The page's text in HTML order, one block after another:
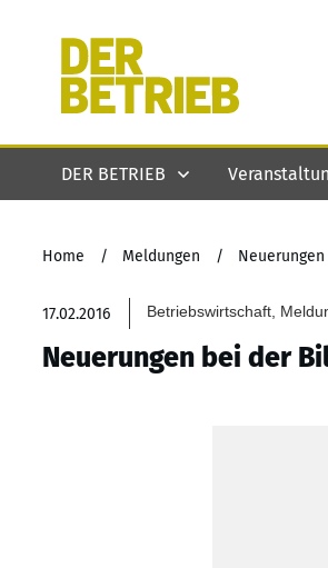
DER BETRIEB
Home / Meldungen /
17.02.2016 Betriebswirtschaft,
Neuerungen bei der